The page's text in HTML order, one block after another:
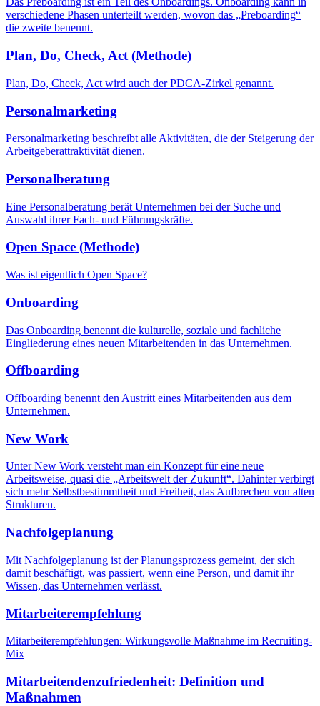
verschiedene Phasen unterteilt werden, wovon das „Preboarding“
die zweite benennt.
Plan, Do, Check, Act (Methode)
Plan, Do, Check, Act wird auch der PDCA-Zirkel genannt.
Personalmarketing
Personalmarketing beschreibt alle Aktivitäten, die der Steigerung der
Arbeitgeberattraktivität dienen.
Personalberatung
Eine Personalberatung berät Unternehmen bei der Suche und
Auswahl ihrer Fach- und Führungskräfte.
Open Space (Methode)
Was ist eigentlich Open Space?
Onboarding
Das Onboarding benennt die kulturelle, soziale und fachliche
Eingliederung eines neuen Mitarbeitenden in das Unternehmen.
Offboarding
Offboarding benennt den Austritt eines Mitarbeitenden aus dem
Unternehmen.
New Work
Unter New Work versteht man ein Konzept für eine neue
Arbeitsweise, quasi die „Arbeitswelt der Zukunft“. Dahinter verbirgt
sich mehr Selbstbestimmtheit und Freiheit, das Aufbrechen von alten
Strukturen.
Nachfolgeplanung
Mit Nachfolgeplanung ist der Planungsprozess gemeint, der sich
damit beschäftigt, was passiert, wenn eine Person, und damit ihr
Wissen, das Unternehmen verlässt.
Mitarbeiterempfehlung
Mitarbeiterempfehlungen: Wirkungsvolle Maßnahme im Recruiting-
Mix
Mitarbeitendenzufriedenheit: Definition und
Maßnahmen